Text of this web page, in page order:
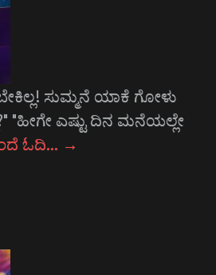
ಸುಮ್ಮನೆ ಯಾಕೆ ಗೋಳು
"ಹೀಗೇ ಎಷ್ಟು ದಿನ ಮನೆಯಲ್ಲೇ
ಓದಿ… →